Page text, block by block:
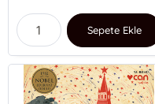
Sepete Ekle